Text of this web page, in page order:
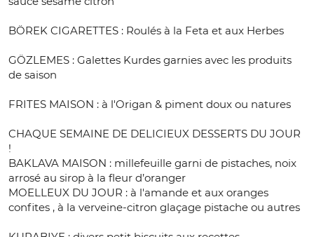
BÖREK CIGARETTES : Roulés à la Feta et aux Herbes
GÖZLEMES : Galettes Kurdes garnies avec les produits
de saison
FRITES MAISON : à l'Origan & piment doux ou natures
CHAQUE SEMAINE DE DELICIEUX DESSERTS DU JOUR
!
BAKLAVA MAISON : millefeuille garni de pistaches, noix
arrosé au sirop à la fleur d’oranger
MOELLEUX DU JOUR : à l'amande et aux oranges
confites , à la verveine-citron glaçage pistache ou autres